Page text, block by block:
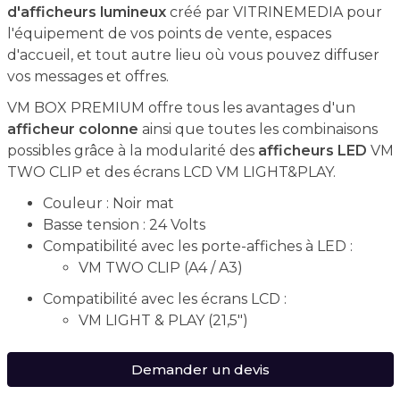
d'afficheurs lumineuxcréé par VITRINEMEDIA pour
l'équipement de vos points de vente, espaces
d'accueil, et tout autre lieu où vous pouvez diffuser
vos messages et offres.
VM BOX PREMIUM offre tous les avantages d'un
afficheur colonne ainsi que toutes les combinaisons
possibles grâce à la modularité des afficheurs LED VM
TWO CLIP et des écrans LCD VM LIGHT&PLAY.
Couleur : Noir mat
Basse tension : 24 Volts
Compatibilité avec les porte-affiches à LED :
VM TWO CLIP (A4 / A3)
Compatibilité avec les écrans LCD :
VM LIGHT & PLAY (21,5")
Demander un devis